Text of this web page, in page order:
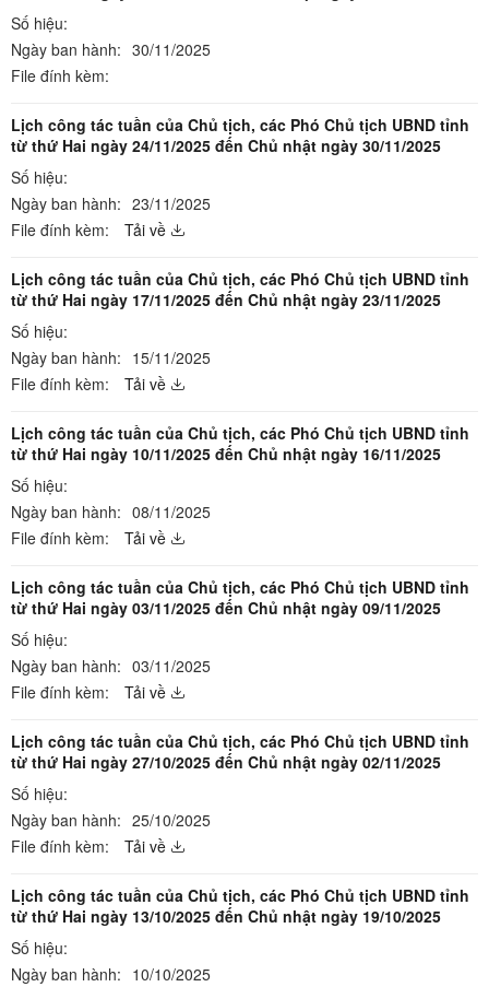
Số hiệu:
Ngày ban hành: 30/11/2025
File đính kèm:
Lịch công tác tuần của Chủ tịch, các Phó Chủ tịch UBND tỉnh
từ thứ Hai ngày 24/11/2025 đến Chủ nhật ngày 30/11/2025
Số hiệu:
Ngày ban hành: 23/11/2025
File đính kèm:
Tải về
Lịch công tác tuần của Chủ tịch, các Phó Chủ tịch UBND tỉnh
từ thứ Hai ngày 17/11/2025 đến Chủ nhật ngày 23/11/2025
Số hiệu:
Ngày ban hành: 15/11/2025
File đính kèm:
Tải về
Lịch công tác tuần của Chủ tịch, các Phó Chủ tịch UBND tỉnh
từ thứ Hai ngày 10/11/2025 đến Chủ nhật ngày 16/11/2025
Số hiệu:
Ngày ban hành: 08/11/2025
File đính kèm:
Tải về
Lịch công tác tuần của Chủ tịch, các Phó Chủ tịch UBND tỉnh
từ thứ Hai ngày 03/11/2025 đến Chủ nhật ngày 09/11/2025
Số hiệu:
Ngày ban hành: 03/11/2025
File đính kèm:
Tải về
Lịch công tác tuần của Chủ tịch, các Phó Chủ tịch UBND tỉnh
từ thứ Hai ngày 27/10/2025 đến Chủ nhật ngày 02/11/2025
Số hiệu:
Ngày ban hành: 25/10/2025
File đính kèm:
Tải về
Lịch công tác tuần của Chủ tịch, các Phó Chủ tịch UBND tỉnh
từ thứ Hai ngày 13/10/2025 đến Chủ nhật ngày 19/10/2025
Số hiệu:
Ngày ban hành: 10/10/2025